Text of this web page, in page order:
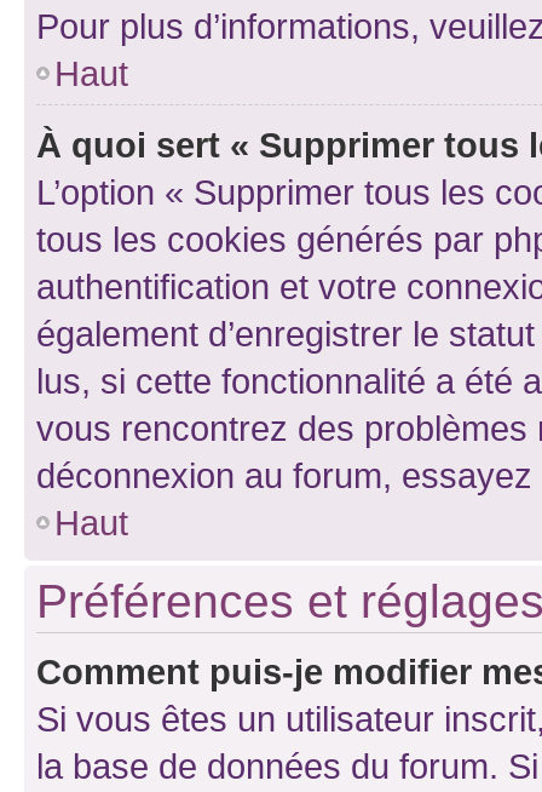
Pour plus d’informations,
Haut
À quoi sert « Supprimer tous
L’option « Supprimer tous les
tous les cookies générés par
authentification et votre
également d’enregistrer le
lus, si cette fonctionnalité a été
vous rencontrez des
déconnexion au forum,
Haut
Préférences et
Comment puis-je modifier
Si vous êtes un utilisateur
la base de données du forum.